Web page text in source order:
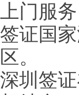
上门服务
签证国
区。
深圳签